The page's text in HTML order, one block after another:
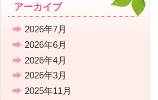
アーカイブ
2026年7月
2026年6月
2026年4月
2026年3月
2025年11月